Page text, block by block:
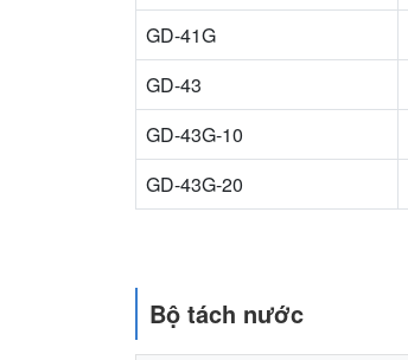
GD-41G
GD-43
GD-43G-10
GD-43G-20
Bộ tách nước